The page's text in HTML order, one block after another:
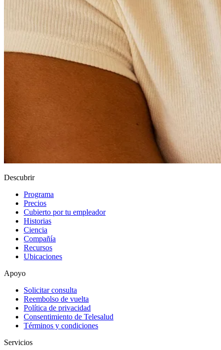
Descubrir
Programa
Precios
Cubierto por tu empleador
Historias
Ciencia
Compañía
Recursos
Ubicaciones
Apoyo
Solicitar consulta
Reembolso de vuelta
Política de privacidad
Consentimiento de Telesalud
Términos y condiciones
Servicios